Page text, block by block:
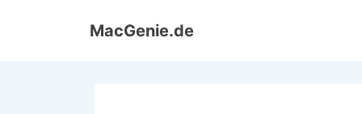
MacGenie.de